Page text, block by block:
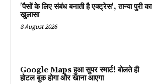
'पैसों के लिए संबंध बनाती है एक्ट्रेस', तान्या पुरी का
खुलासा
8 August 2026
Google Maps हुआ सुपर स्मार्ट! बोलते ही
होटल बुक होगा और खाना आएगा